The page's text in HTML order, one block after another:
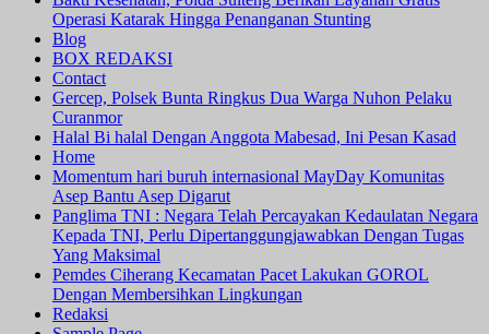
Operasi Katarak Hingga Penanganan Stunting
Blog
BOX REDAKSI
Contact
Gercep, Polsek Bunta Ringkus Dua Warga Nuhon Pelaku
Curanmor
Halal Bi halal Dengan Anggota Mabesad, Ini Pesan Kasad
Home
Momentum hari buruh internasional MayDay Komunitas
Asep Bantu Asep Digarut
Panglima TNI : Negara Telah Percayakan Kedaulatan Negara
Kepada TNI, Perlu Dipertanggungjawabkan Dengan Tugas
Yang Maksimal
Pemdes Ciherang Kecamatan Pacet Lakukan GOROL
Dengan Membersihkan Lingkungan
Redaksi